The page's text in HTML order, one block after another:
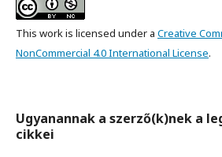
This work is licensed under a Creative
NonCommercial 4.0 International License.
Ugyanannak a szerző(k)nek a
cikkei